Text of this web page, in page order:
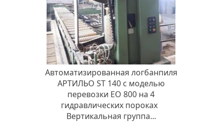
Автоматизированная логбанпиля
АРТИЛЬО ST 140 с моделью
перевозки EO 800 на 4
гидравлических пороках
Вертикальная группа...